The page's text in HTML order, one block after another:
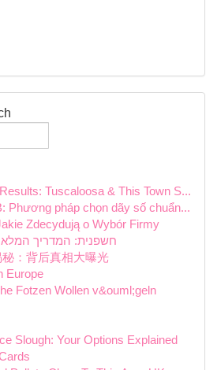
Tuscaloosa & This Town S...
Phương pháp chọn dãy số chuẩn...
Zdecydują o Wybór Firmy
חשפנית: המדריך
：背后真相大曝光
Europe
Fotzen Wollen v&ouml;geln
Slough: Your Options Explained